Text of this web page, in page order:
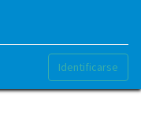
Identificarse